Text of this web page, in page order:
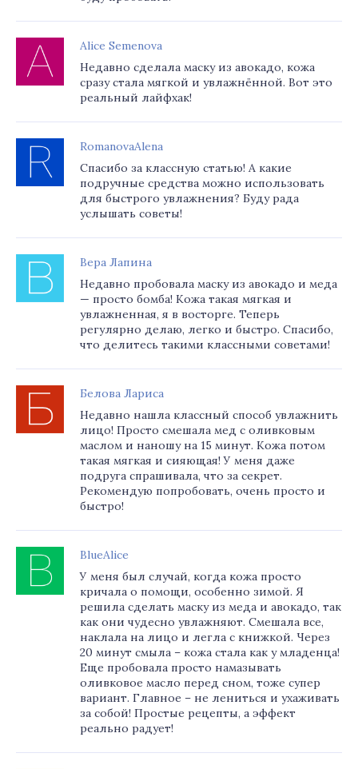
Alice Semenova
Недавно сделала маску из авокадо, кожа
сразу стала мягкой и увлажнённой. Вот это
реальный лайфхак!
RomanovaAlena
Спасибо за классную статью! А какие
подручные средства можно использовать
для быстрого увлажнения? Буду рада
услышать советы!
Вера Лапина
Недавно пробовала маску из авокадо и меда
— просто бомба! Кожа такая мягкая и
увлажненная, я в восторге. Теперь
регулярно делаю, легко и быстро. Спасибо,
что делитесь такими классными советами!
Белова Лариса
Недавно нашла классный способ увлажнить
лицо! Просто смешала мед с оливковым
маслом и наношу на 15 минут. Кожа потом
такая мягкая и сияющая! У меня даже
подруга спрашивала, что за секрет.
Рекомендую попробовать, очень просто и
быстро!
BlueAlice
У меня был случай, когда кожа просто
кричала о помощи, особенно зимой. Я
решила сделать маску из меда и авокадо, так
как они чудесно увлажняют. Смешала все,
наклала на лицо и легла с книжкой. Через
20 минут смыла – кожа стала как у младенца!
Еще пробовала просто намазывать
оливковое масло перед сном, тоже супер
вариант. Главное – не лениться и ухаживать
за собой! Простые рецепты, а эффект
реально радует!